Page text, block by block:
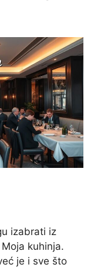
izabrati iz
kuhinja.
je i sve što